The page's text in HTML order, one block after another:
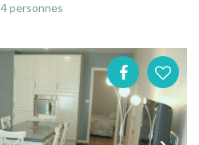
4 personnes